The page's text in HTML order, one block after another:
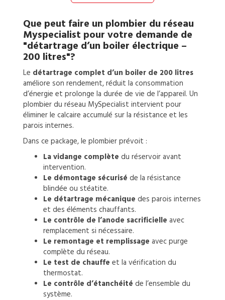
Que peut faire un plombier du réseau
Myspecialist pour votre demande de
"détartrage d’un boiler électrique –
200 litres"?
Le détartrage complet d’un boiler de 200 litres
améliore son rendement, réduit la consommation
d’énergie et prolonge la durée de vie de l’appareil. Un
plombier du réseau MySpecialist intervient pour
éliminer le calcaire accumulé sur la résistance et les
parois internes.
Dans ce package, le plombier prévoit :
La vidange complète du réservoir avant
intervention.
Le démontage sécurisé de la résistance
blindée ou stéatite.
Le détartrage mécanique des parois internes
et des éléments chauffants.
Le contrôle de l’anode sacrificielle avec
remplacement si nécessaire.
Le remontage et remplissage avec purge
complète du réseau.
Le test de chauffe et la vérification du
thermostat.
Le contrôle d’étanchéité de l’ensemble du
système.